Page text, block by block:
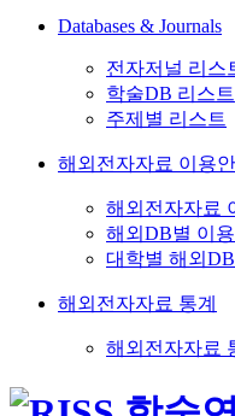
Databases & Journals
전자저널 리스
학술DB 리스트
주제별 리스트
해외전자자료 이용
해외전자자료
해외DB별 이
대학별 해외
해외전자자료 통계
해외전자자료